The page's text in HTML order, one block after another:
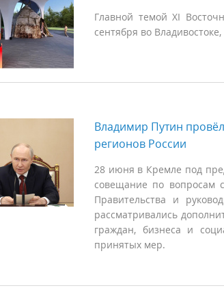
Главной темой ХI
сентября во
Владимир Путин
регионов России
28 июня в Кремле под
совещание по вопросам
Правительства и
рассматривались
граждан, бизнеса и
принятых мер.